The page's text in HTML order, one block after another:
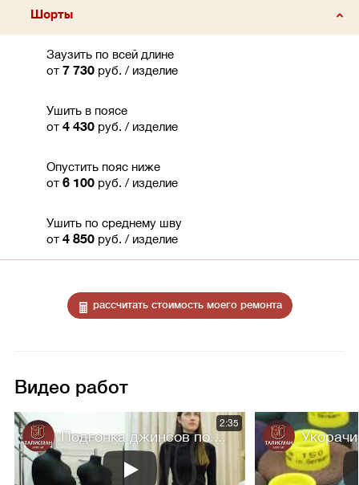
Шорты
Заузить по всей длине
от 7 730 руб. / изделие
Ушить в поясе
от 4 430 руб. / изделие
Опустить пояс ниже
от 6 100 руб. / изделие
Ушить по среднему шву
от 4 850 руб. / изделие
рассчитать стоимость моего ремонта
Видео работ
Подгонка джинсов по ...
2:35